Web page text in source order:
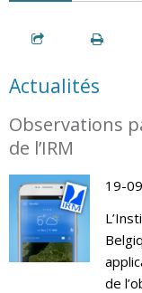
Actualités
Observations
de l’IRM
19-
de